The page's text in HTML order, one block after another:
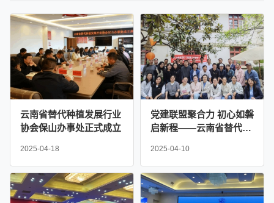
云南省替代种植发展行业
协会保山办事处正式成立
2025-04-18
党建联盟聚合力 初心如磐
启新程——云南省替代种
合严家地社区党委举办主
题茶话会
2025-04-10